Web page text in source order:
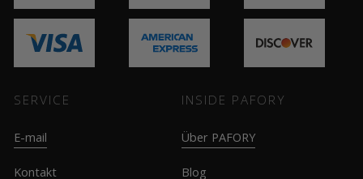
SERVICE
E-mail
Kontakt
INSIDE PAFORY
Über PAFORY
Blog